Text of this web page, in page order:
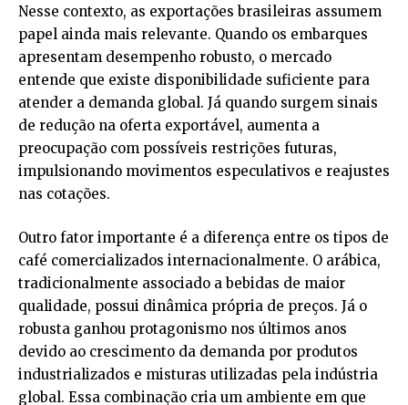
Nesse contexto, as exportações brasileiras assumem
papel ainda mais relevante. Quando os embarques
apresentam desempenho robusto, o mercado
entende que existe disponibilidade suficiente para
atender a demanda global. Já quando surgem sinais
de redução na oferta exportável, aumenta a
preocupação com possíveis restrições futuras,
impulsionando movimentos especulativos e reajustes
nas cotações.
Outro fator importante é a diferença entre os tipos de
café comercializados internacionalmente. O arábica,
tradicionalmente associado a bebidas de maior
qualidade, possui dinâmica própria de preços. Já o
robusta ganhou protagonismo nos últimos anos
devido ao crescimento da demanda por produtos
industrializados e misturas utilizadas pela indústria
global. Essa combinação cria um ambiente em que